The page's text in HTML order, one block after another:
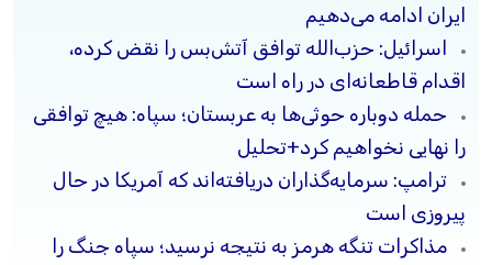
ایران ادامه می‌دهیم
اسرائیل: حزب‌الله توافق آتش‌بس را نقض کرده،
اقدام قاطعانه‌ای در راه است
حمله دوباره حوثی‌ها به عربستان؛ سپاه: هیچ توافقی
را نهایی نخواهیم کرد+تحلیل
ترامپ: سرمایه‌گذاران دریافته‌اند که آمریکا در حال
پیروزی است
مذاکرات تنگه هرمز به نتیجه نرسید؛ سپاه جنگ را